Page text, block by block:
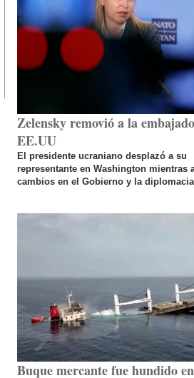
Zelensky removió a la
EE.UU
El presidente ucraniano desplazó a su
representante en Washington mientras
cambios en el Gobierno y la
Buque mercante fue hundido